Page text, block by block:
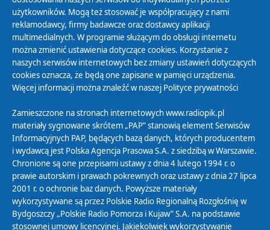
Polityka Prywatności
Zasady korzystania z Serwisu
Organizacje Pożytku Publicznego
Cyfryzacja DAB+
Polityka ochrony danych osobowych
Abonament
Zamówienia publiczne
Biuletyn Informacji Publicznej
użytkowników. Mogą też stosować je współpracujący z nami
reklamodawcy, firmy badawcze oraz dostawcy aplikacji
multimedialnych. W programie służącym do obsługi internetu
można zmienić ustawienia dotyczące cookies. Korzystanie z
naszych serwisów internetowych bez zmiany ustawień dotyczących
cookies oznacza, że będą one zapisane w pamięci urządzenia.
Więcej informacji można znaleźć w naszej Polityce prywatności
Zamieszczone na stronach internetowych www.radiopik.pl
materiały sygnowane skrótem „PAP” stanowią element Serwisów
Informacyjnych PAP, będących bazą danych, których producentem
i wydawcą jest Polska Agencja Prasowa S.A. z siedzibą w Warszawie.
Chronione są one przepisami ustawy z dnia 4 lutego 1994 r. o
prawie autorskim i prawach pokrewnych oraz ustawy z dnia 27 lipca
2001 r. o ochronie baz danych. Powyższe materiały
wykorzystywane są przez Polskie Radio Regionalną Rozgłośnię w
Bydgoszczy „Polskie Radio Pomorza i Kujaw” S.A. na podstawie
stosownej umowy licencyjnej. Jakiekolwiek wykorzystywanie